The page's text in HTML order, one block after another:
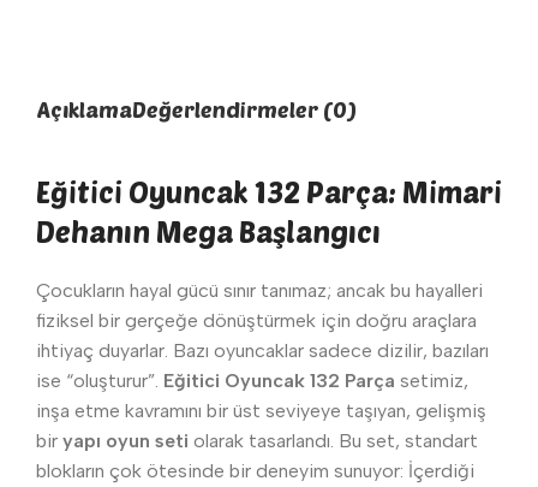
AçıklamaDeğerlendirmeler (0)
Eğitici Oyuncak 132 Parça: Mimari
Dehanın Mega Başlangıcı
Çocukların hayal gücü sınır tanımaz; ancak bu hayalleri
fiziksel bir gerçeğe dönüştürmek için doğru araçlara
ihtiyaç duyarlar. Bazı oyuncaklar sadece dizilir, bazıları
ise “oluşturur”. Eğitici Oyuncak 132 Parça setimiz,
inşa etme kavramını bir üst seviyeye taşıyan, gelişmiş
bir yapı oyun seti olarak tasarlandı. Bu set, standart
blokların çok ötesinde bir deneyim sunuyor: İçerdiği